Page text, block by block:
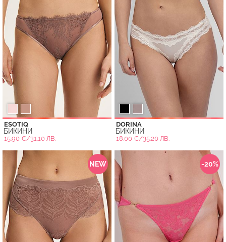
ESOTIQ
БИКИНИ
15.90 €/31.10 ЛВ.
DORINA
БИКИНИ
18.00 €/35.20 ЛВ.
NEW -20%